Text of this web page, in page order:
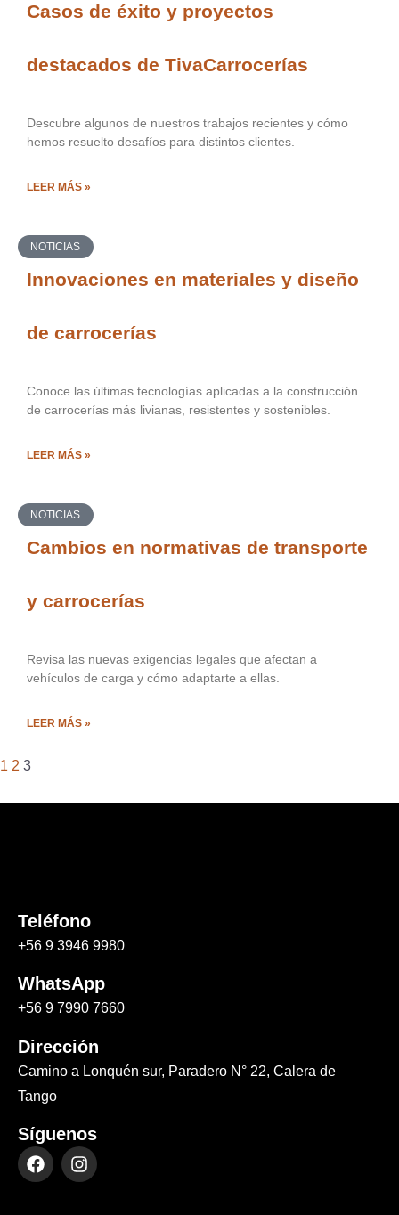
Casos de éxito y proyectos
destacados de TivaCarrocerías
Descubre algunos de nuestros trabajos recientes y cómo
hemos resuelto desafíos para distintos clientes.
LEER MÁS »
NOTICIAS
Innovaciones en materiales y diseño
de carrocerías
Conoce las últimas tecnologías aplicadas a la construcción
de carrocerías más livianas, resistentes y sostenibles.
LEER MÁS »
NOTICIAS
Cambios en normativas de transporte
y carrocerías
Revisa las nuevas exigencias legales que afectan a
vehículos de carga y cómo adaptarte a ellas.
LEER MÁS »
1 2 3
Teléfono
+56 9 3946 9980
WhatsApp
+56 9 7990 7660
Dirección
Camino a Lonquén sur, Paradero N° 22, Calera de
Tango
Síguenos